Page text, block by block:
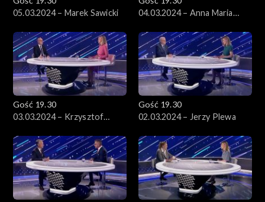
05.03.2024 – Marek Sawicki
04.03.2024 – Anna Maria
Gość 19.30
03.03.2024 – Krzysztof
Gość 19.30
02.03.2024 – Jerzy Plewa